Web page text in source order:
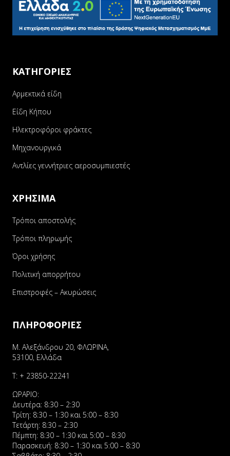
ΚΑΤΗΓΟΡΙΕΣ
Αρμεκτικά είδη
Είδη Κήπου
Ηλεκτροφόροι φράκτες
Μηχανουργικά
Αντλίες γεννήτριες αεροσυμπιεστές
ΧΡΗΣΙΜΑ
Τρόποι αποστολής
Τρόποι πληρωμής
Όροι χρήσης
Πολιτική απορρήτου
Επιστροφές – Ακυρώσεις
ΠΛΗΡΟΦΟΡΙΕΣ
Μ. Αλεξάνδρου 20, ΦΛΩΡΙΝΑ,
53100, Ελλάδα
Τ: + 23850-22241
ΩΡΑΡΙΟ:
Δευτέρα: 8:30 – 2:30
Τρίτη: 8:30 – 1:30 και 5:00 – 8:30
Τετάρτη: 8:30 – 2:30
Πέμπτη: 8:30 – 1:30 και 5:00 – 8:30
Παρασκευή: 8:30 – 1:30 και 5:00 – 8:30